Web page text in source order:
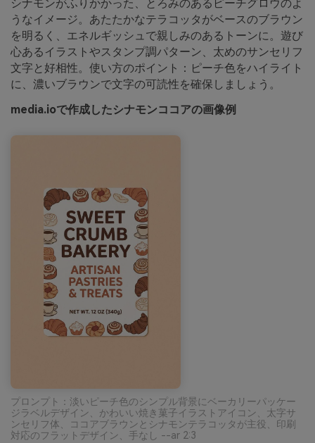
シナモンがふりかかった、とろみのあるピーチグロウのよ
うなイメージ。あたたかなテラコッタがベースのブラウン
を明るく、エネルギッシュで親しみのあるトーンに。遊び
心あるイラストやスタンプ調パターン、太めのサンセリフ
文字と好相性。使い方のポイント：ピーチ色をハイライト
に、濃いブラウンで文字の可読性を確保しましょう。
media.ioで作成したシナモンココアの画像例
プロンプト：淡いピーチ色のシンプル背景にベーカリーパッケー
ジラベルデザイン、かわいい焼き菓子イラストアイコン、太字サ
ンセリフ体、ココアブラウンとシナモンテラコッタが主役、印刷
対応のフラットデザイン、手なし --ar 2:3